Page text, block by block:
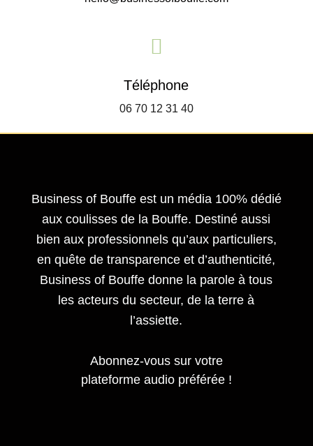

Téléphone
06 70 12 31 40
Business of Bouffe est un média 100% dédié
aux coulisses de la Bouffe. Destiné aussi
bien aux professionnels qu’aux particuliers,
en quête de transparence et d’authenticité,
Business of Bouffe donne la parole à tous
les acteurs du secteur,de la terre à
l’assiette.
Abonnez-vous sur votre
plateforme audio préférée !